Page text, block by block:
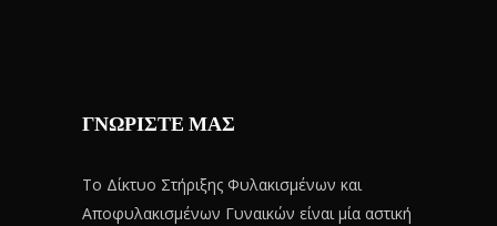
ΓΝΩΡΙΣΤΕ ΜΑΣ
Το Δίκτυο Στήριξης Φυλακισμένων και
Αποφυλακισμένων Γυναικών είναι μία αστική